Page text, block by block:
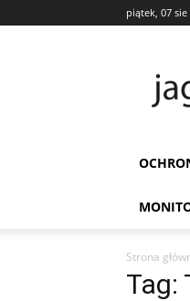
piątek, 07 sie
Strona
Tag: